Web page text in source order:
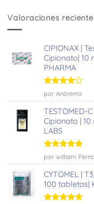
Valoraciones
CIPIONAX |
Cipionato| 10
PHARMA
Valorado
con
5
por Anónimo
TESTOMED-
Cipionato | 10
LABS
Valorado
con
por william
CYTOMEL |
100 tabletas|